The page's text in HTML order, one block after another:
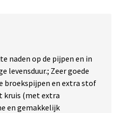
naden op de pijpen en in
levensduur.; Zeer goede
broekspijpen en extra stof
kruis (met extra
en gemakkelijk